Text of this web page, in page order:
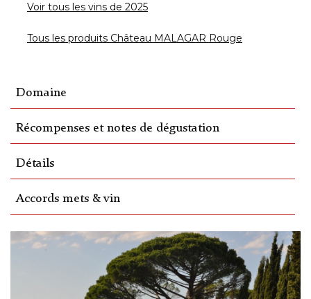
Voir tous les vins de 2025
Tous les produits Château MALAGAR Rouge
Domaine
Récompenses et notes de dégustation
Détails
Accords mets & vin